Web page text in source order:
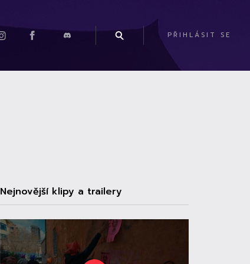
PŘIHLÁSIT SE
Nejnovější klipy a trailery